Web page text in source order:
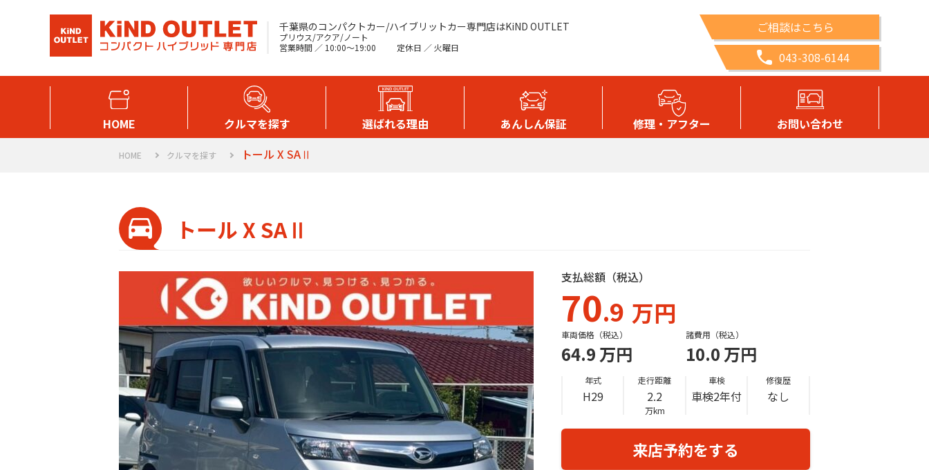
千葉県のコンパクトカー/ハイブリットカー専門店はKiND OUTLET
プリウス/アクア/ノート
営業時間 ／ 10:00〜19:00
定休日 ／ 火曜日
ご相談はこちら
043-308-6144
HOME クルマを探す 選ばれる理由 あんしん保証 修理・アフター お問い合わせ
HOME クルマを探す トール X SAⅡ
トール X SAⅡ
支払総額（税込）
70.9 万円
車両価格（税込）
64.9万円
諸費用（税込）
10.0万円
年式
H29
走行距離
2.2
万km
車検
車検2年付
修復歴
なし
来店予約をする